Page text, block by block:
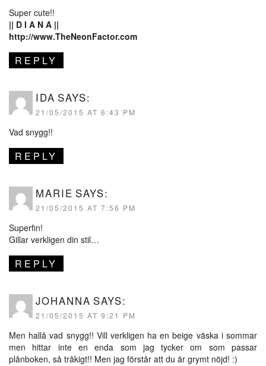
Super cute!!
|| D I A N A ||
http://www.TheNeonFactor.com
REPLY
IDA SAYS:
21/05/2015 AT 6:43 PM
Vad snygg!!
REPLY
MARIE SAYS:
21/05/2015 AT 7:56 PM
Superfin!
Gillar verkligen din stil…
REPLY
JOHANNA SAYS:
21/05/2015 AT 9:21 PM
Men hallå vad snygg!! Vill verkligen ha en beige väska i sommar
men hittar inte en enda som jag tycker om som passar
plånboken, så tråkigt!! Men jag förstår att du är grymt nöjd! :)